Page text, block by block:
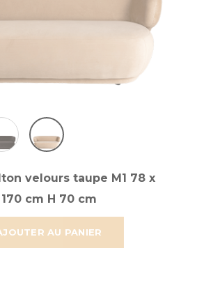
AU PANIER
velours taupe M1 78 x
170 cm H 70 cm